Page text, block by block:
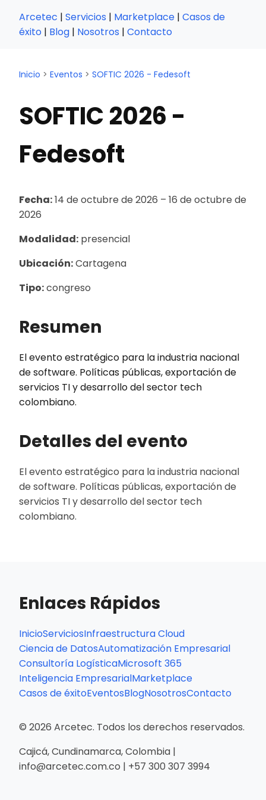
Arcetec | Servicios | Marketplace | Casos de
éxito | Blog | Nosotros | Contacto
Inicio > Eventos > SOFTIC 2026 - Fedesoft
SOFTIC 2026 -
Fedesoft
Fecha:14 de octubre de 2026 – 16 de octubre de
2026
Modalidad: presencial
Ubicación:Cartagena
Tipo:congreso
Resumen
El evento estratégico para la industria nacional
de software. Políticas públicas, exportación de
servicios TI y desarrollo del sector tech
colombiano.
Detalles del evento
El evento estratégico para la industria nacional
de software. Políticas públicas, exportación de
servicios TI y desarrollo del sector tech
colombiano.
Enlaces Rápidos
InicioServiciosInfraestructura Cloud
Ciencia de DatosAutomatización Empresarial
Consultoría LogísticaMicrosoft 365
Inteligencia EmpresarialMarketplace
Casos de éxitoEventosBlogNosotrosContacto
© 2026 Arcetec. Todos los derechos reservados.
Cajicá, Cundinamarca, Colombia |
info@arcetec.com.co | +57 300 307 3994